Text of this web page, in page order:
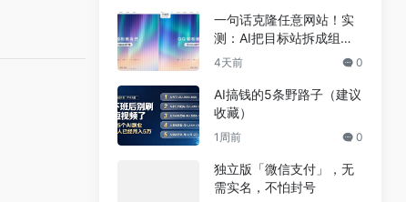
一句话克隆任意网站！实
测：AI把目标站拆成组
件，差异不到5%
4天前 0
AI搞钱的5条野路子（建议
收藏）
1周前 0
独立版「微信支付」，无
需实名，不怕封号